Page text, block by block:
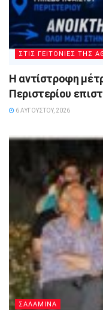
ΣΤΙΣ ΓΕΙΤΟΝΙΕΣ ΤΗΣ
Η αντίστροφη
Περιστερίου
6 ΑΥΓΟΎΣΤΟΥ, 2026
ΣΑΛΑΜΙΝΑ